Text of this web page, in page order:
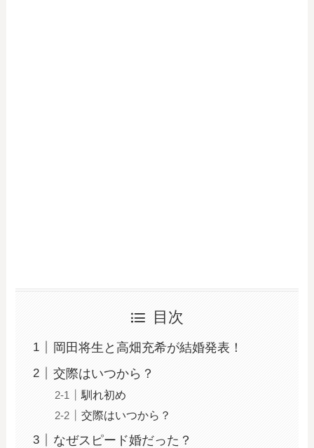
目次
岡田将生と高畑充希が結婚発表！
交際はいつから？
馴れ初め
交際はいつから？
なぜスピード婚だった？